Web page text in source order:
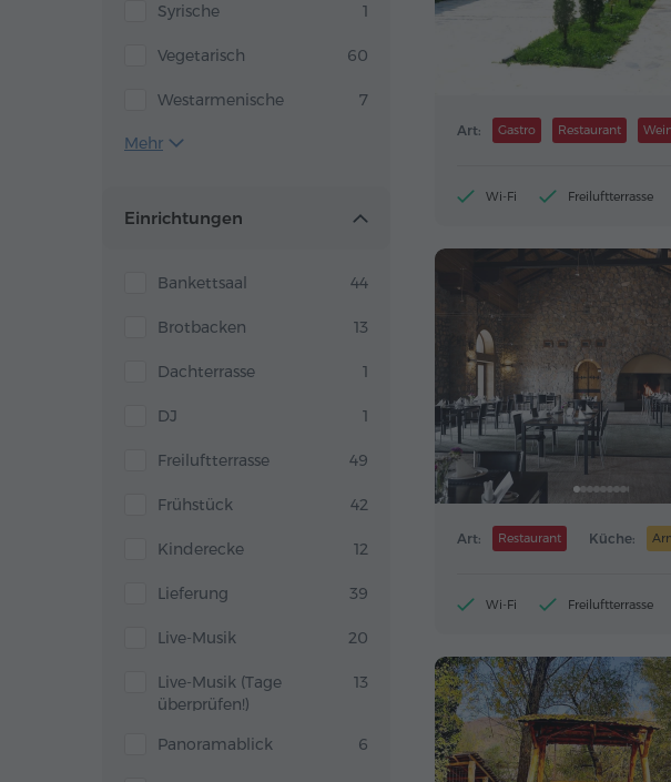
Syrische 1
Vegetarisch 60
Westarmenische 7
Mehr
Einrichtungen
Bankettsaal 44
Brotbacken 13
Dachterrasse 1
DJ 1
Freiluftterrasse 49
Frühstück 42
Kinderecke 12
Lieferung 39
Live-Musik 20
Live-Musik (Tage
überprüfen!)
13
Panoramablick 6
Art: Gastro Restaurant
Wi-Fi Freiluftterrasse
Art: Restaurant Küche:
Wi-Fi Freiluftterrasse